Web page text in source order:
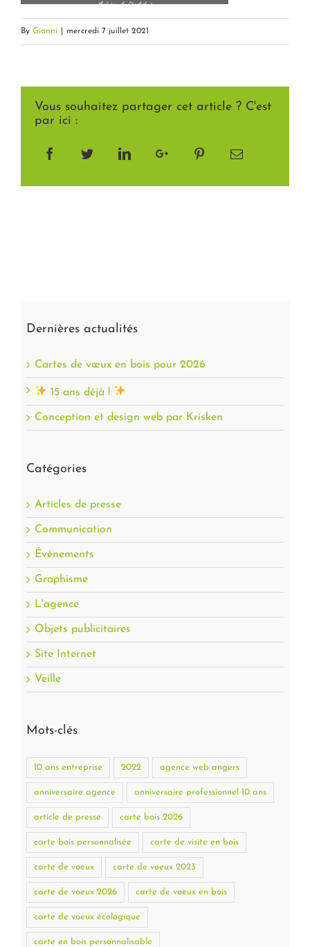
By Gianni mercredi 7 juillet 2021
Vous souhaitez partager cet article ? C'est
par ici :
FacebookTwitterLinkedInGoogle+ PinterestEmail
Dernières actualités
Cartes de vœux en bois pour 2026
15 ans déjà !
Conception et design web par Krisken
Catégories
Articles de presse
Communication
Évènements
Graphisme
L'agence
Objets publicitaires
Site Internet
Veille
Mots-clés
10 ans entreprise 2022 agence web angers
anniversaire agence anniversaire professionnel 10 ans
article de presse carte bois 2026
carte bois personnalisée carte de visite en bois
carte de voeux carte de voeux 2023
carte de voeux 2026 carte de voeux en bois
carte de voeux écologique
carte en bois personnalisable